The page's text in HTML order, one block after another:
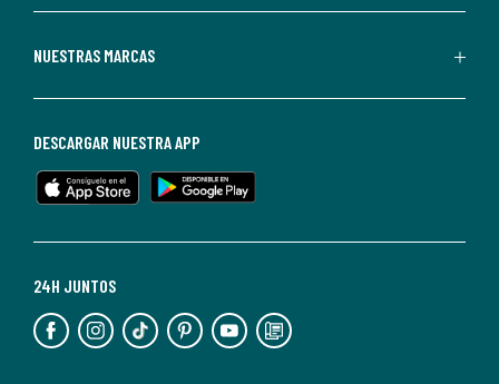
Redoute.
de
en
cualquier
Para
información,
puedes
NUESTRAS MARCAS
24H JUNTOS
DESCARGAR NUESTRA APP